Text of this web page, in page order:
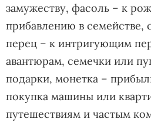
замужеству, фасоль – к
прибавлению в семействе,
перец – к интригующим
авантюрам, семечки или
подарки, монетка –
покупка машины или
путешествиям и частым